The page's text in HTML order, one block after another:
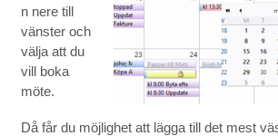
n nere till
vänster och
välja att du
vill boka
möte.
Då får du möjlighet att lägga till det mest